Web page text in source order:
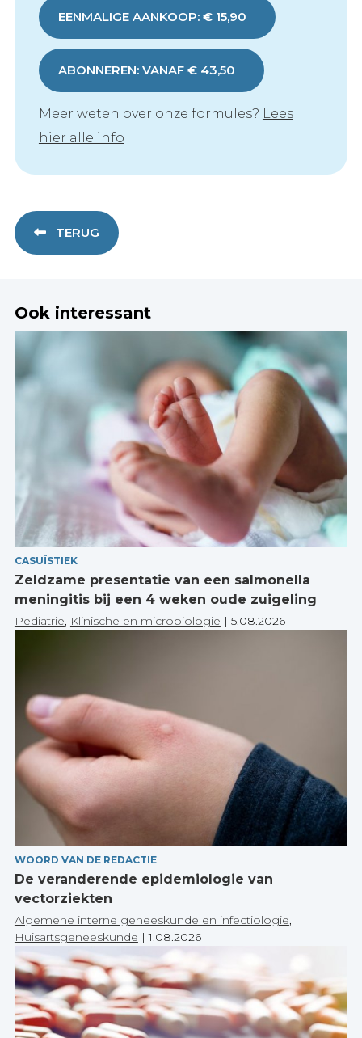
EENMALIGE AANKOOP: € 15,90
ABONNEREN: VANAF € 43,50
Meer weten over onze formules? Lees
hier alle info
TERUG
Ook interessant
CASUÏSTIEK
Zeldzame presentatie van een salmonella
meningitis bij een 4 weken oude zuigeling
Pediatrie, Klinische en microbiologie | 5.08.2026
WOORD VAN DE REDACTIE
De veranderende epidemiologie van
vectorziekten
Algemene interne geneeskunde en infectiologie,
Huisartsgeneeskunde |1.08.2026